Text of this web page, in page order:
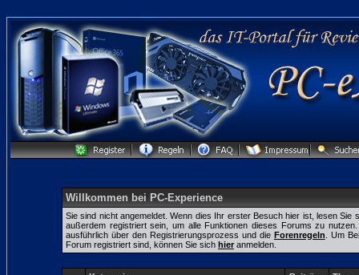
Willkommen bei PC-Experience
Sie sind nicht angemeldet. Wenn dies Ihr erster Besuch hier ist, lesen Sie
außerdem registriert sein, um alle Funktionen dieses Forums zu
ausführlich über den Registrierungsprozess und die Forenregeln. Um
Forum registriert sind, können Sie sich hier anmelden.